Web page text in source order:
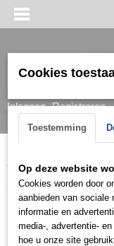
Inloggen Registreren
Home > Horloge >
W0380G6
Cookies
Toestemming
Op deze website
Cookies worden door
aanbieden van sociale
informatie en
media-, advertentie-
hoe u onze site